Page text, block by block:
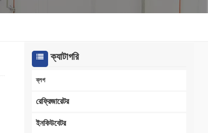
ক্যাটাগরি
ব্লগ
রেফ্রিজারেটর
ইনকিউবেটর